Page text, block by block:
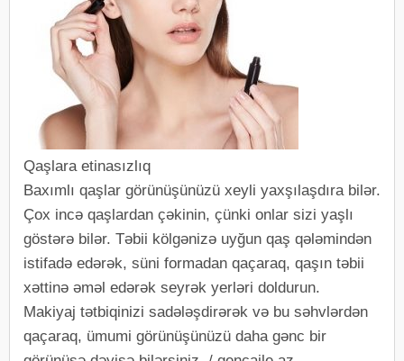
Qaşlara etinasızlıq
Baxımlı qaşlar görünüşünüzü xeyli yaxşılaşdıra bilər.
Çox incə qaşlardan çəkinin, çünki onlar sizi yaşlı
göstərə bilər. Təbii kölgənizə uyğun qaş qələmindən
istifadə edərək, süni formadan qaçaraq, qaşın təbii
xəttinə əməl edərək seyrək yerləri doldurun.
Makiyaj tətbiqinizi sadələşdirərək və bu səhvlərdən
qaçaraq, ümumi görünüşünüzü daha gənc bir